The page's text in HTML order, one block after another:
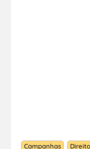
Campanhas